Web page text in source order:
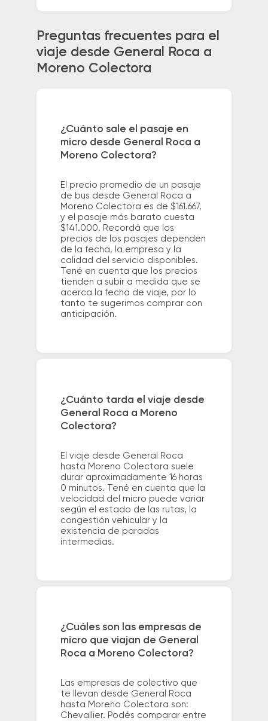
Preguntas frecuentes para el
viaje desde General Roca a
Moreno Colectora
¿Cuánto sale el pasaje en
micro desde General Roca a
Moreno Colectora?
El precio promedio de un pasaje
de bus desde General Roca a
Moreno Colectora es de $161.667,
y el pasaje más barato cuesta
$141.000. Recordá que los
precios de los pasajes dependen
de la fecha, la empresa y la
calidad del servicio disponibles.
Tené en cuenta que los precios
tienden a subir a medida que se
acerca la fecha de viaje, por lo
tanto te sugerimos comprar con
anticipación.
¿Cuánto tarda el viaje desde
General Roca a Moreno
Colectora?
El viaje desde General Roca
hasta Moreno Colectora suele
durar aproximadamente 16 horas
0 minutos. Tené en cuenta que la
velocidad del micro puede variar
según el estado de las rutas, la
congestión vehicular y la
existencia de paradas
intermedias.
¿Cuáles son las empresas de
micro que viajan de General
Roca a Moreno Colectora?
Las empresas de colectivo que
te llevan desde General Roca
hasta Moreno Colectora son:
Chevallier. Podés comparar entre